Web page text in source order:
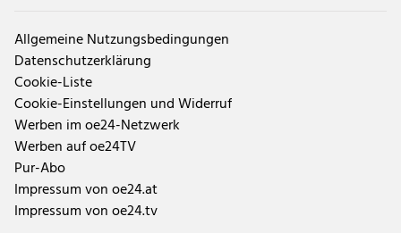
Allgemeine Nutzungsbedingungen
Datenschutzerklärung
Cookie-Liste
Cookie-Einstellungen und Widerruf
Werben im oe24-Netzwerk
Werben auf oe24TV
Pur-Abo
Impressum von oe24.at
Impressum von oe24.tv